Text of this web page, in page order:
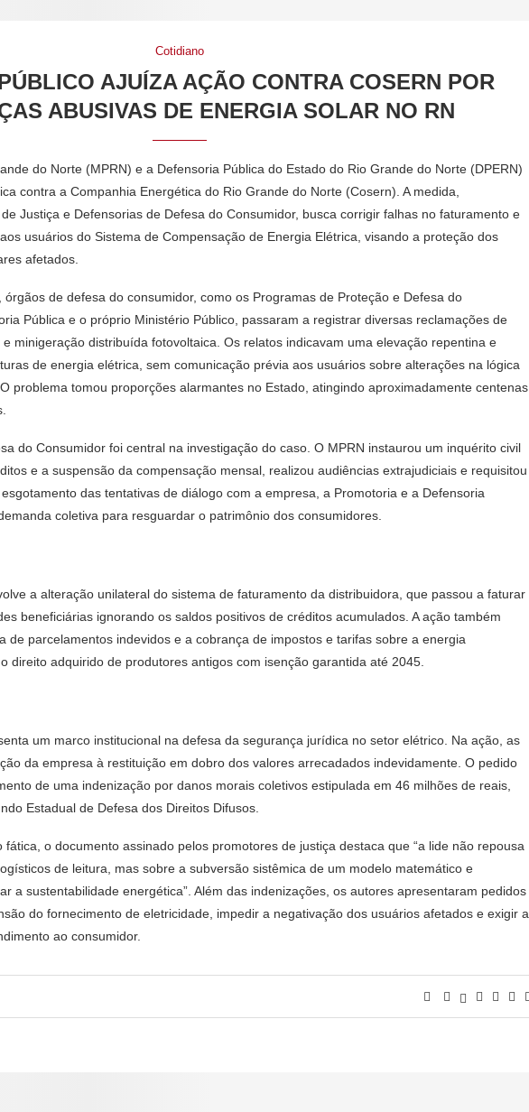
Cotidiano
AJUÍZA AÇÃO CONTRA COSERN POR
ABUSIVAS DE ENERGIA SOLAR NO RN
do Norte (MPRN) e a Defensoria Pública do Estado do Rio Grande do Norte (DPERN)
contra a Companhia Energética do Rio Grande do Norte (Cosern). A medida,
Justiça e Defensorias de Defesa do Consumidor, busca corrigir falhas no faturamento e
usuários do Sistema de Compensação de Energia Elétrica, visando a proteção dos
afetados.
de defesa do consumidor, como os Programas de Proteção e Defesa do
Pública e o próprio Ministério Público, passaram a registrar diversas reclamações de
minigeração distribuída fotovoltaica. Os relatos indicavam uma elevação repentina e
de energia elétrica, sem comunicação prévia aos usuários sobre alterações na lógica
problema tomou proporções alarmantes no Estado, atingindo aproximadamente centenas
do Consumidor foi central na investigação do caso. O MPRN instaurou um inquérito civil
e a suspensão da compensação mensal, realizou audiências extrajudiciais e requisitou
das tentativas de diálogo com a empresa, a Promotoria e a Defensoria
coletiva para resguardar o patrimônio dos consumidores.
a alteração unilateral do sistema de faturamento da distribuidora, que passou a faturar
beneficiárias ignorando os saldos positivos de créditos acumulados. A ação também
de parcelamentos indevidos e a cobrança de impostos e tarifas sobre a energia
direito adquirido de produtores antigos com isenção garantida até 2045.
um marco institucional na defesa da segurança jurídica no setor elétrico. Na ação, as
da empresa à restituição em dobro dos valores arrecadados indevidamente. O pedido
de uma indenização por danos morais coletivos estipulada em 46 milhões de reais,
Estadual de Defesa dos Direitos Difusos.
o documento assinado pelos promotores de justiça destaca que “a lide não repousa
de leitura, mas sobre a subversão sistêmica de um modelo matemático e
a sustentabilidade energética”. Além das indenizações, os autores apresentaram pedidos
do fornecimento de eletricidade, impedir a negativação dos usuários afetados e exigir a
ao consumidor.